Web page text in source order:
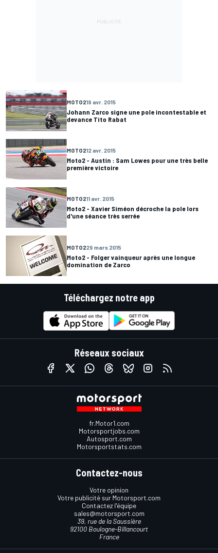
MOTO219 avr. 2015
Johann Zarco signe une pole incontestable et
devance Tito Rabat
MOTO212 avr. 2015
Moto2 - Austin : Sam Lowes pour une très belle
première victoire
MOTO211 avr. 2015
Moto2 - Xavier Siméon décroche la pole lors
d'une séance très serrée
MOTO229 mars 2015
Moto2 - Folger vainqueur après une longue
domination de Zarco
Téléchargez notre app
Réseaux sociaux
fr.Motor1.com
Motorsportjobs.com
Autosport.com
Motorsportstats.com
Contactez-nous
Votre opinion
Votre publicité sur Motorsport.com
Contactez l'équipe
sales@motorsport.com
39, rue de la Saussière
92100 Boulogne-Billancourt
France